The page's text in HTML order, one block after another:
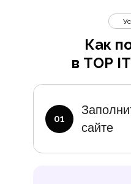
сайте
Как
в TOP
01